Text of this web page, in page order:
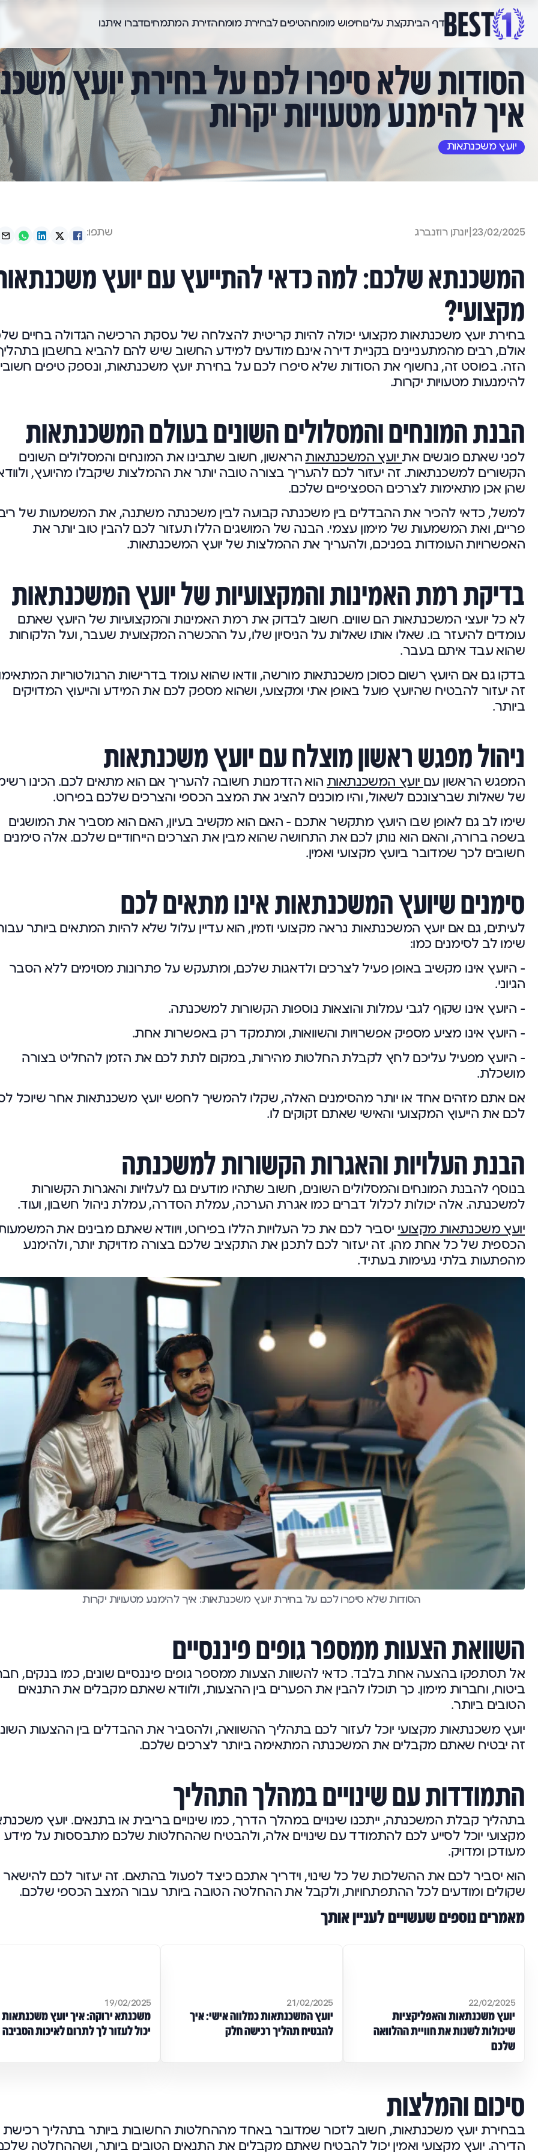
דף הביתקצת עלינוחיפוש מומחהטיפים לבחירת מומחהזירת המתמחיםדברו איתנו
הסודות שלא סיפרו לכם על בחירת יועץ
איך להימנע מטעויות יקרות
יועץ משכנתאות
23/02/2025 יונתן רוזנברג שתפו:
המשכנתא שלכם: למה כדאי להתייעץ עם יועץ
מקצועי?
בחירת יועץ משכנתאות מקצועי יכולה להיות קריטית להצלחה של עסקת הרכישה הגדולה בחיים
אולם, רבים מהמתעניינים בקניית דירה אינם מודעים למידע החשוב שיש להם להביא בחשבון
הזה. בפוסט זה, נחשוף את הסודות שלא סיפרו לכם על בחירת יועץ משכנתאות, ונספק טיפים
להימנעות מטעויות יקרות.
הבנת המונחים והמסלולים השונים בעולם המשכנתאות
לפני שאתם פוגשים אתיועץ המשכנתאותהראשון, חשוב שתבינו את המונחים והמסלולים השונים
הקשורים למשכנתאות. זה יעזור לכם להעריך בצורה טובה יותר את ההמלצות שיקבלו מהיועץ,
שהן אכן מתאימות לצרכים הספציפיים שלכם.
למשל, כדאי להכיר את ההבדלים בין משכנתה קבועה לבין משכנתה משתנה, את המשמעות של
פריים, ואת המשמעות של מימון עצמי. הבנה של המושגים הללו תעזור לכם להבין טוב יותר את
האפשרויות העומדות בפניכם, ולהעריך את ההמלצות של יועץ המשכנתאות.
בדיקת רמת האמינות והמקצועיות של יועץ המשכנתאות
לא כל יועצי המשכנתאות הם שווים. חשוב לבדוק את רמת האמינות והמקצועיות של היועץ שאתם
עומדים להיעזר בו. שאלו אותו שאלות על הניסיון שלו, על ההכשרה המקצועית שעבר, ועל הלקוחות
שהוא עבד איתם בעבר.
בדקו גם אם היועץ רשום כסוכן משכנתאות מורשה, וודאו שהוא עומד בדרישות הרגולטוריות
זה יעזור להבטיח שהיועץ פועל באופן אתי ומקצועי, ושהוא מספק לכם את המידע והייעוץ המדויקים
ביותר.
ניהול מפגש ראשון מוצלח עם יועץ משכנתאות
המפגש הראשון עם יועץ המשכנתאות הוא הזדמנות חשובה להעריך אם הוא מתאים לכם. הכינו
של שאלות שברצונכם לשאול, והיו מוכנים להציג את המצב הכספי והצרכים שלכם בפירוט.
שימו לב גם לאופן שבו היועץ מתקשר אתכם – האם הוא מקשיב בעיון, האם הוא מסביר את המושגים
בשפה ברורה, והאם הוא נותן לכם את התחושה שהוא מבין את הצרכים הייחודיים שלכם. אלה סימנים
חשובים לכך שמדובר ביועץ מקצועי ואמין.
סימנים שיועץ המשכנתאות אינו מתאים לכם
לעיתים, גם אם יועץ המשכנתאות נראה מקצועי וזמין, הוא עדיין עלול שלא להיות המתאים ביותר
שימו לב לסימנים כמו:
– היועץ אינו מקשיב באופן פעיל לצרכים ולדאגות שלכם, ומתעקש על פתרונות מסוימים ללא הסבר
הגיוני.
– היועץ אינו שקוף לגבי עמלות והוצאות נוספות הקשורות למשכנתה.
– היועץ אינו מציע מספיק אפשרויות והשוואות, ומתמקד רק באפשרות אחת.
– היועץ מפעיל עליכם לחץ לקבלת החלטות מהירות, במקום לתת לכם את הזמן להחליט בצורה
מושכלת.
אם אתם מזהים אחד או יותר מהסימנים האלה, שקלו להמשיך לחפש יועץ משכנתאות אחר שיוכל
לכם את הייעוץ המקצועי והאישי שאתם זקוקים לו.
הבנת העלויות והאגרות הקשורות למשכנתה
בנוסף להבנת המונחים והמסלולים השונים, חשוב שתהיו מודעים גם לעלויות והאגרות הקשורות
למשכנתה. אלה יכולות לכלול דברים כמו אגרת הערכה, עמלת הסדרה, עמלת ניהול חשבון, ועוד.
יועץ משכנתאות מקצועי יסביר לכם את כל העלויות הללו בפירוט, ויוודא שאתם מבינים את
הכספית של כל אחת מהן. זה יעזור לכם לתכנן את התקציב שלכם בצורה מדויקת יותר, ולהימנע
מהפתעות בלתי נעימות בעתיד.
הסודות שלא סיפרו לכם על בחירת יועץ משכנתאות: איך להימנע מטעויות יקרות
השוואת הצעות ממספר גופים פיננסיים
אל תסתפקו בהצעה אחת בלבד. כדאי להשוות הצעות ממספר גופים פיננסיים שונים, כמו בנקים,
ביטוח, וחברות מימון. כך תוכלו להבין את הפערים בין ההצעות, ולוודא שאתם מקבלים את התנאים
הטובים ביותר.
יועץ משכנתאות מקצועי יוכל לעזור לכם בתהליך ההשוואה, ולהסביר את ההבדלים בין ההצעות
זה יבטיח שאתם מקבלים את המשכנתה המתאימה ביותר לצרכים שלכם.
התמודדות עם שינויים במהלך התהליך
בתהליך קבלת המשכנתה, ייתכנו שינויים במהלך הדרך, כמו שינויים בריבית או בתנאים. יועץ
מקצועי יוכל לסייע לכם להתמודד עם שינויים אלה, ולהבטיח שההחלטות שלכם מתבססות על מידע
מעודכן ומדויק.
הוא יסביר לכם את ההשלכות של כל שינוי, וידריך אתכם כיצד לפעול בהתאם. זה יעזור לכם להישאר
שקולים ומודעים לכל ההתפתחויות, ולקבל את ההחלטה הטובה ביותר עבור המצב הכספי שלכם.
מאמרים נוספים שעשויים לעניין אותך
22/02/2025
יועץ משכנתאות והאפליקציות
שיכולות לשנות את חוויית ההלוואה
שלכם
21/02/2025
יועץ המשכנתאות כמלווה אישי: איך
להבטיח תהליך רכישה חלק
19/02/2025
משכנתא ירוקה: איך יועץ משכנתאות
יכול לעזור לך לתרום לאיכות הסביבה
סיכום והמלצות
בבחירת יועץ משכנתאות, חשוב לזכור שמדובר באחד מההחלטות החשובות ביותר בתהליך רכישת
הדירה. יועץ מקצועי ואמין יכול להבטיח שאתם מקבלים את התנאים הטובים ביותר, ושההחלטה